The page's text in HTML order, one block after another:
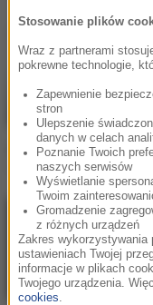
Avril Lavigne
When You're Gone
Stosowanie plików
Wraz z partnerami
pokrewne technologie,
Zapewnienie
stron
Ulepszenie
danych w celach
Poznanie Twoich
naszych serwisów
Wyświetlanie
Twoim
Gromadzenie
z różnych urządzeń
Zakres
ustawieniach Twojej
informacje w plikach
Twojego urządzenia.
cookies